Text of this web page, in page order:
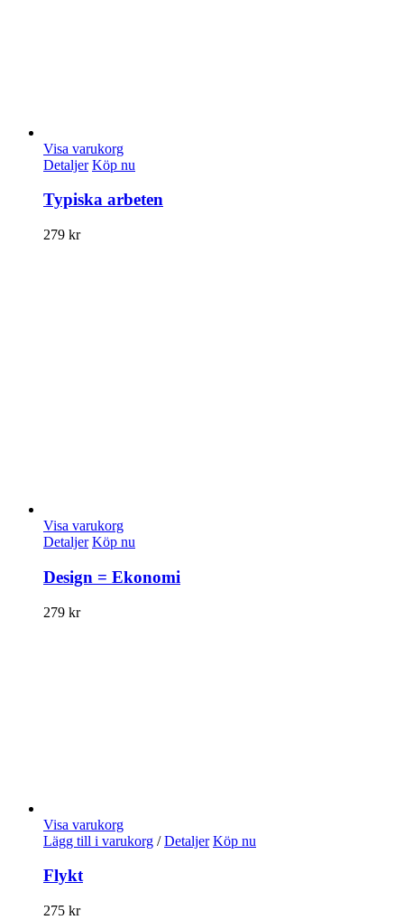
Visa varukorg
Detaljer Köp nu
Typiska arbeten
279 kr
Visa varukorg
Detaljer Köp nu
Design = Ekonomi
279 kr
Visa varukorg
Lägg till i varukorg / Detaljer Köp nu
Flykt
275 kr